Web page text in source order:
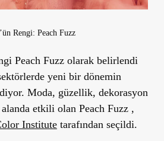
Rengi: Peach Fuzz
Peach Fuzz olarak belirlendi
yeni bir dönemin
Moda, güzellik, dekorasyon
etkili olan Peach Fuzz ,
Institutetarafından seçildi.